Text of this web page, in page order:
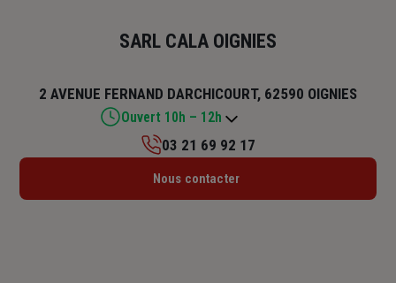
SARL CALA OIGNIES
2 AVENUE FERNAND DARCHICOURT, 62590 OIGNIES
Ouvert 10h – 12h
Lundi : 15h – 18h
03 21 69 92 17
Nous contacter